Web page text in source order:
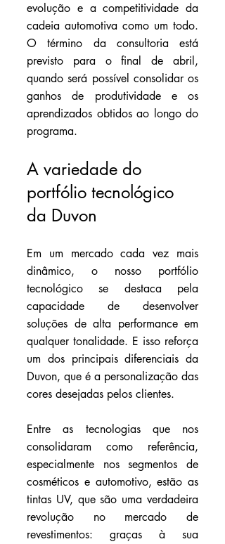
evolução e a competitividade da
cadeia automotiva como um todo.
O término da consultoria está
previsto para o final de abril,
quando será possível consolidar os
ganhos de produtividade e os
aprendizados obtidos ao longo do
programa.
A variedade do
portfólio tecnológico
da Duvon
Em um mercado cada vez mais
dinâmico, o nosso portfólio
tecnológico se destaca pela
capacidade de desenvolver
soluções de alta performance em
qualquer tonalidade. E isso reforça
um dos principais diferenciais da
Duvon, que é a personalização das
cores desejadas pelos clientes.
Entre as tecnologias que nos
consolidaram como referência,
especialmente nos segmentos de
cosméticos e automotivo, estão as
tintas UV, que são uma verdadeira
revolução no mercado de
revestimentos: graças à sua